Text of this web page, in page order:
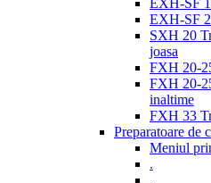
EXH-SF
EXH-SF
SXH 20
joasa
FXH 20-
FXH 20-
inaltime
FXH 33
Preparatoare de
Meniul
.
.